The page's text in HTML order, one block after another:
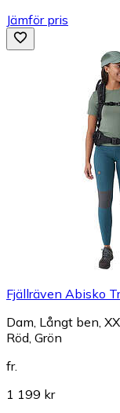
Jämför pris
Fjällräven Abisko
Dam, Långt ben,
Röd, Grön
fr.
1 199 kr